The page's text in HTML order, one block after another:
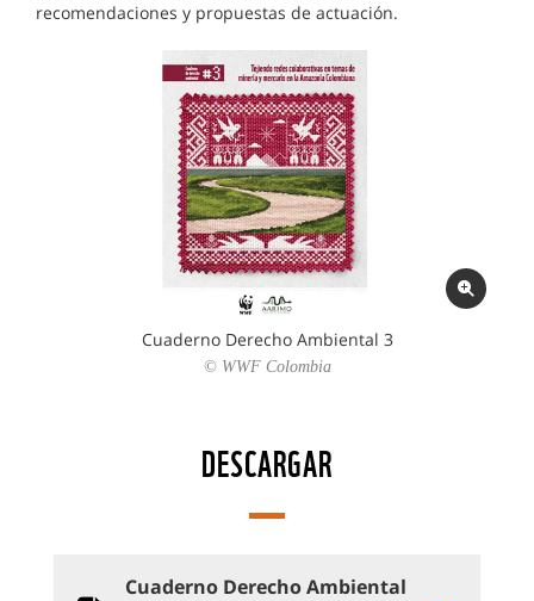
recomendaciones y propuestas de actuación.
Cuaderno Derecho Ambiental 3
© WWF Colombia
DESCARGAR
Cuaderno Derecho Ambiental